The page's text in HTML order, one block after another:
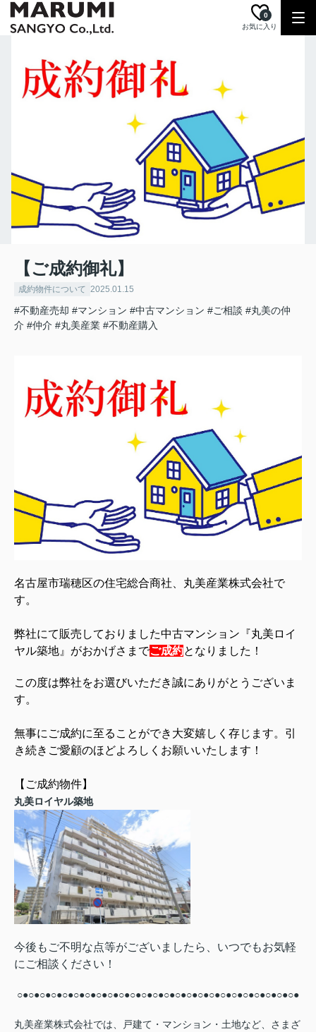
お気に入り
0
【ご成約御礼】
成約物件について 2025.01.15
#不動産売却 #マンション #中古マンション #ご相談 #丸美の仲
介 #仲介 #丸美産業 #不動産購入
名古屋市瑞穂区の住宅総合商社、丸美産業株式会社で
す。
弊社にて販売しておりました中古マンション 『丸美ロイ
ヤル築地 』がおかげさまでご成約となりました！
この度は弊社をお選びいただき誠にありがとうございま
す。
無事にご成約に至ることができ大変嬉しく存じます。 引
き続きご愛顧のほどよろしくお願いいたします！
【ご成約物件】
丸美ロイヤル築地
今後もご不明な点等がございましたら、いつでもお気軽
にご相談ください！
○●○●○●○●○●○●○●○●○●○●○●○●○●○●○●○●○●○●○●○●○●○●○●○●○●
丸美産業株式会社では、戸建て・マンション・土地など、さまざ